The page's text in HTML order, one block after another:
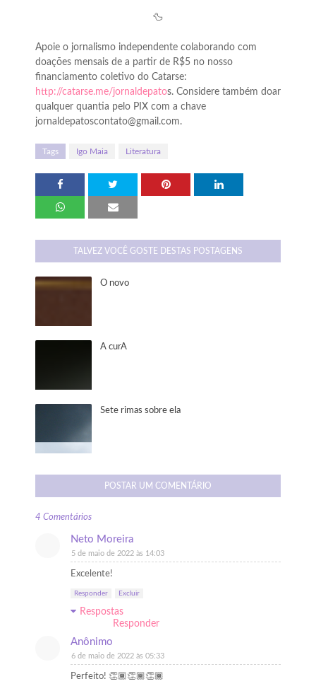
🦆
Apoie o jornalismo independente colaborando com
doações mensais de a partir de R$5 no nosso
financiamento coletivo do Catarse:
http://catarse.me/jornaldepatos. Considere também doar
qualquer quantia pelo PIX com a chave
jornaldepatoscontato@gmail.com.
Tags Igo Maia Literatura
TALVEZ VOCÊ GOSTE DESTAS POSTAGENS
O novo
A curA
Sete rimas sobre ela
POSTAR UM COMENTÁRIO
4 Comentários
Neto Moreira
5 de maio de 2022 às 14:03
Excelente!
Responder Excluir
Respostas
Responder
Anônimo
6 de maio de 2022 às 05:33
Perfeito! 👏🏾👏🏾👏🏾